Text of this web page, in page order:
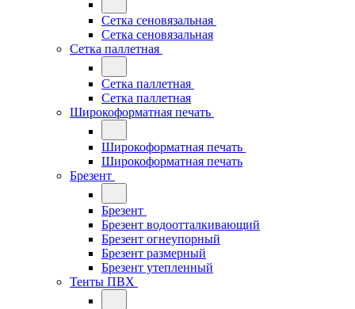
Сетка сеновязальная
Сетка сеновязальная
Сетка паллетная
Сетка паллетная
Сетка паллетная
Широкоформатная печать
Широкоформатная печать
Широкоформатная печать
Брезент
Брезент
Брезент водоотталкивающий
Брезент огнеупорный
Брезент размерный
Брезент утепленный
Тенты ПВХ